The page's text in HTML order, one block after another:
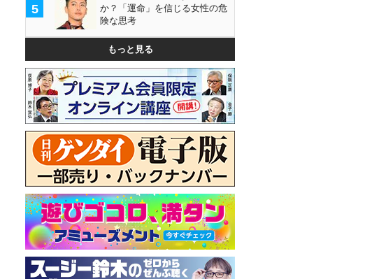
5
か？「運命」を信じる女性の危
険な思考
もっと見る